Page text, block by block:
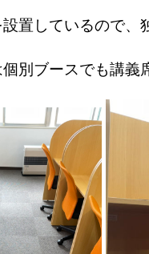
置しているので、
別ブースでも講義